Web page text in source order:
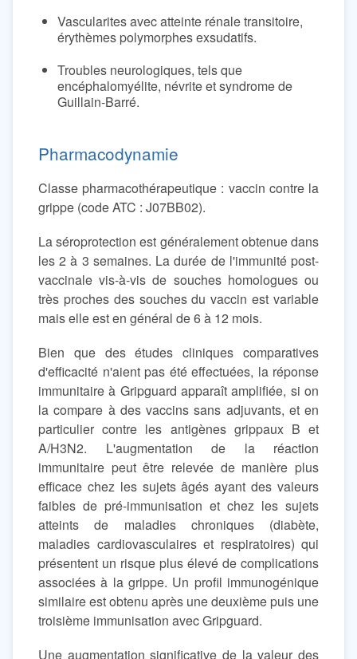
Vascularites avec atteinte rénale transitoire,
érythèmes polymorphes exsudatifs.
Troubles neurologiques, tels que
encéphalomyélite, névrite et syndrome de
Guillain-Barré.
Pharmacodynamie
Classe pharmacothérapeutique : vaccin contre la
grippe (code ATC : J07BB02).
La séroprotection est généralement obtenue dans
les 2 à 3 semaines. La durée de l'immunité post-
vaccinale vis-à-vis de souches homologues ou
très proches des souches du vaccin est variable
mais elle est en général de 6 à 12 mois.
Bien que des études cliniques comparatives
d'efficacité n'aient pas été effectuées, la réponse
immunitaire à Gripguard apparaît amplifiée, si on
la compare à des vaccins sans adjuvants, et en
particulier contre les antigènes grippaux B et
A/H3N2. L'augmentation de la réaction
immunitaire peut être relevée de manière plus
efficace chez les sujets âgés ayant des valeurs
faibles de pré-immunisation et chez les sujets
atteints de maladies chroniques (diabète,
maladies cardiovasculaires et respiratoires) qui
présentent un risque plus élevé de complications
associées à la grippe. Un profil immunogénique
similaire est obtenu après une deuxième puis une
troisième immunisation avec Gripguard.
Une augmentation significative de la valeur des